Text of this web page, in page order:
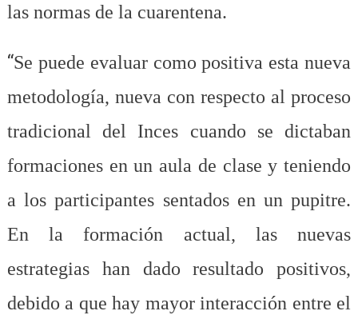
las normas de la cuarentena.
“Se puede evaluar como positiva esta nueva
metodología, nueva con respecto al proceso
tradicional del Inces cuando se dictaban
formaciones en un aula de clase y teniendo
a los participantes sentados en un pupitre.
En la formación actual, las nuevas
estrategias han dado resultado positivos,
debido a que hay mayor interacción entre el